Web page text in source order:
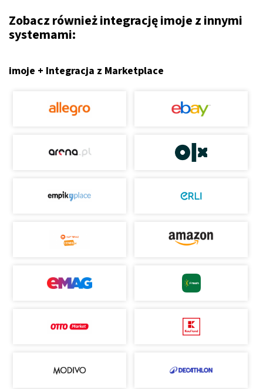
Zobacz również integrację imoje z innymi
systemami:
imoje + Integracja z Marketplace